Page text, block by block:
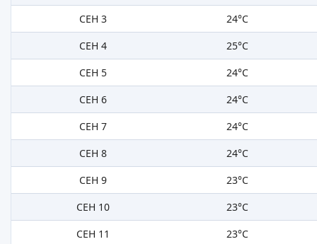
СЕН 3
24°C
СЕН 4
25°C
СЕН 5
24°C
СЕН 6
24°C
СЕН 7
24°C
СЕН 8
24°C
СЕН 9
23°C
СЕН 10
23°C
СЕН 11
23°C